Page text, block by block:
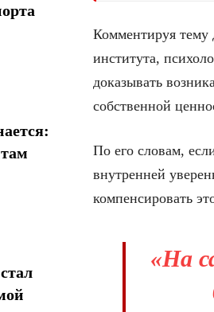
Комментируя тему
института,
доказывать
собственной
По его словам,
внутренней
компенсировать
«На